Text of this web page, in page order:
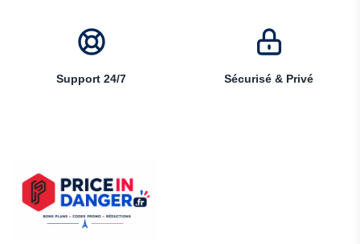
Support 24/7 Sécurisé & Privé